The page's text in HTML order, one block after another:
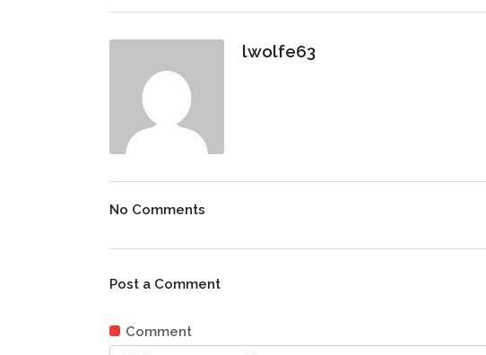
lwolfe63
No Comments
Post a Comment
Comment